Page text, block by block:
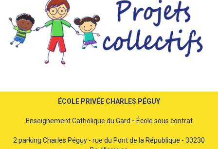
ÉCOLE PRIVÉE CHARLES PÉGUY
Enseignement Catholique du Gard - École sous contrat
2 parking Charles Péguy - rue du Pont de la République - 30230